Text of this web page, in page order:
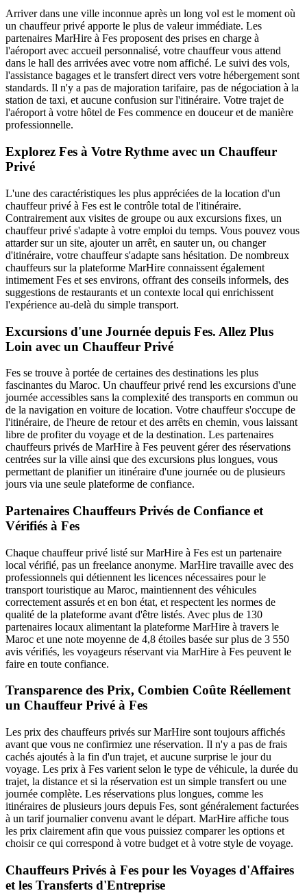
Arriver dans une ville inconnue après un long vol est le moment où
un chauffeur privé apporte le plus de valeur immédiate. Les
partenaires MarHire à Fes proposent des prises en charge à
l'aéroport avec accueil personnalisé, votre chauffeur vous attend
dans le hall des arrivées avec votre nom affiché. Le suivi des vols,
l'assistance bagages et le transfert direct vers votre hébergement sont
standards. Il n'y a pas de majoration tarifaire, pas de négociation à la
station de taxi, et aucune confusion sur l'itinéraire. Votre trajet de
l'aéroport à votre hôtel de Fes commence en douceur et de manière
professionnelle.
Explorez Fes à Votre Rythme avec un Chauffeur
Privé
L'une des caractéristiques les plus appréciées de la location d'un
chauffeur privé à Fes est le contrôle total de l'itinéraire.
Contrairement aux visites de groupe ou aux excursions fixes, un
chauffeur privé s'adapte à votre emploi du temps. Vous pouvez vous
attarder sur un site, ajouter un arrêt, en sauter un, ou changer
d'itinéraire, votre chauffeur s'adapte sans hésitation. De nombreux
chauffeurs sur la plateforme MarHire connaissent également
intimement Fes et ses environs, offrant des conseils informels, des
suggestions de restaurants et un contexte local qui enrichissent
l'expérience au-delà du simple transport.
Excursions d'une Journée depuis Fes. Allez Plus
Loin avec un Chauffeur Privé
Fes se trouve à portée de certaines des destinations les plus
fascinantes du Maroc. Un chauffeur privé rend les excursions d'une
journée accessibles sans la complexité des transports en commun ou
de la navigation en voiture de location. Votre chauffeur s'occupe de
l'itinéraire, de l'heure de retour et des arrêts en chemin, vous laissant
libre de profiter du voyage et de la destination. Les partenaires
chauffeurs privés de MarHire à Fes peuvent gérer des réservations
centrées sur la ville ainsi que des excursions plus longues, vous
permettant de planifier un itinéraire d'une journée ou de plusieurs
jours via une seule plateforme de confiance.
Partenaires Chauffeurs Privés de Confiance et
Vérifiés à Fes
Chaque chauffeur privé listé sur MarHire à Fes est un partenaire
local vérifié, pas un freelance anonyme. MarHire travaille avec des
professionnels qui détiennent les licences nécessaires pour le
transport touristique au Maroc, maintiennent des véhicules
correctement assurés et en bon état, et respectent les normes de
qualité de la plateforme avant d'être listés. Avec plus de 130
partenaires locaux alimentant la plateforme MarHire à travers le
Maroc et une note moyenne de 4,8 étoiles basée sur plus de 3 550
avis vérifiés, les voyageurs réservant via MarHire à Fes peuvent le
faire en toute confiance.
Transparence des Prix, Combien Coûte Réellement
un Chauffeur Privé à Fes
Les prix des chauffeurs privés sur MarHire sont toujours affichés
avant que vous ne confirmiez une réservation. Il n'y a pas de frais
cachés ajoutés à la fin d'un trajet, et aucune surprise le jour du
voyage. Les prix à Fes varient selon le type de véhicule, la durée du
trajet, la distance et si la réservation est un simple transfert ou une
journée complète. Les réservations plus longues, comme les
itinéraires de plusieurs jours depuis Fes, sont généralement facturées
à un tarif journalier convenu avant le départ. MarHire affiche tous
les prix clairement afin que vous puissiez comparer les options et
choisir ce qui correspond à votre budget et à votre style de voyage.
Chauffeurs Privés à Fes pour les Voyages d'Affaires
et les Transferts d'Entreprise